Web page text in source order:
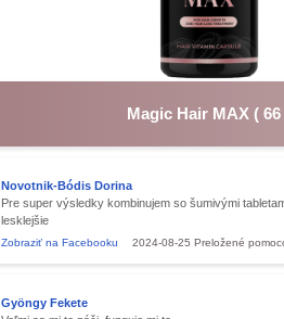
Magic Hair MAX ( 66
Novotnik-Bódis Dorina
Pre super výsledky kombinujem so šumivými
lesklejšie
Zobraziť na Facebooku 2024-08-25 Preložené
Gyöngy Fekete